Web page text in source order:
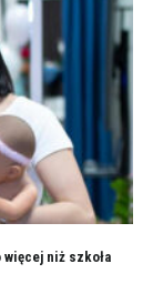
niż szkoła